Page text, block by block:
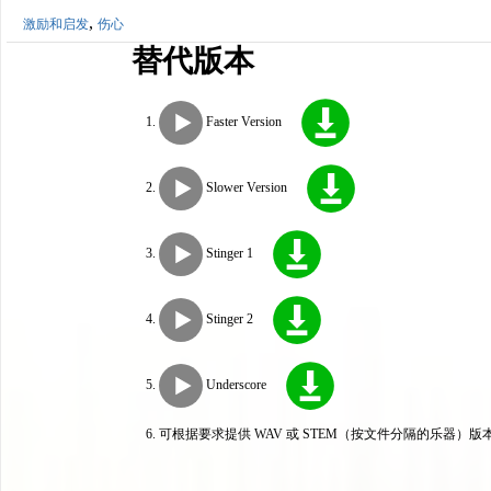
激励和启发, 伤心
替代版本
Faster Version
Slower Version
Stinger 1
Stinger 2
Underscore
可根据要求提供 WAV 或 STEM（按文件分隔的乐器）版